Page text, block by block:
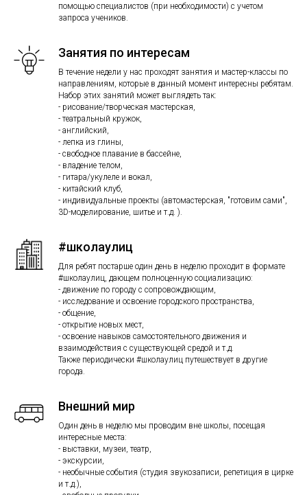
помощью специалистов (при необходимости) с учетом
запроса учеников.
Занятия по интересам
В течение недели у нас проходят занятия и мастер-классы по
направлениям, которые в данный момент интересны ребятам.
Набор этих занятий может выглядеть так:
- рисование/творческая мастерская,
- театральный кружок,
- английский,
- лепка из глины,
- свободное плавание в бассейне,
- владение телом,
- гитара/укулеле и вокал,
- китайский клуб,
- индивидуальные проекты (автомастерская, "готовим сами",
3D-моделирование, шитье и т.д. ).
#школаулиц
Для ребят постарше один день в неделю проходит в формате
#школаулиц, дающем полноценную социализацию:
- движение по городу с сопровождающим,
- исследование и освоение городского пространства,
- общение,
- открытие новых мест,
- освоение навыков самостоятельного движения и
взаимодействия с существующей средой и т.д.
Также периодически #школаулиц путешествует в другие
города.
Внешний мир
Один день в неделю мы проводим вне школы, посещая
интересные места:
- выставки, музеи, театр,
- экскурсии,
- необычные события (студия звукозаписи, репетиция в цирке
и т.д.),